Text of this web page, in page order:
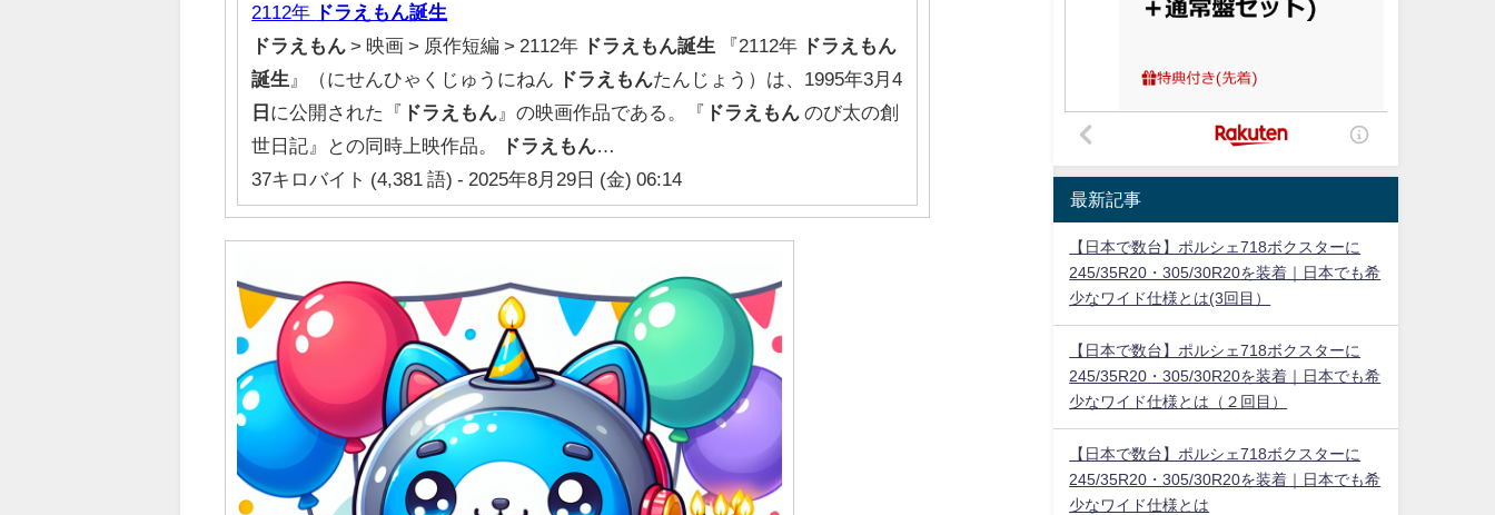
2112年 ドラえもん誕生
ドラえもん > 映画 > 原作短編 > 2112年 ドラえもん誕生 『2112年 ドラえもん
誕生 』（にせんひゃくじゅうにねん ドラえもんたんじょう）は、1995年3月4
日 に公開された『 ドラえもん 』の映画作品である。『 ドラえもん のび太の創
世日記』との同時上映作品。
ドラえもん
37キロバイト (4,381 語) - 2025年8月29日 (金) 06:14
最新記事
【日本で数台】ポルシェ718ボクスターに
245/35R20・305/30R20を装着｜日本でも希
少なワイド仕様とは(3回目）
【日本で数台】ポルシェ718ボクスターに
245/35R20・305/30R20を装着｜日本でも希
少なワイド仕様とは（２回目）
【日本で数台】ポルシェ718ボクスターに
245/35R20・305/30R20を装着｜日本でも希
少なワイド仕様とは